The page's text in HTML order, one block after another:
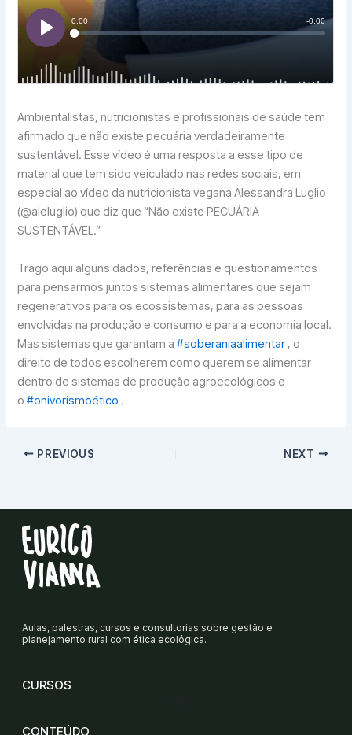
Ambientalistas, nutricionistas e profissionais de saúde tem
afirmado que não existe pecuária verdadeiramente
sustentável. Esse vídeo é uma resposta a esse tipo de
material que tem sido veiculado nas redes sociais, em
especial ao vídeo da nutricionista vegana Alessandra Luglio
(@aleluglio) que diz que “Não existe PECUÁRIA
SUSTENTÁVEL.”
Trago aqui alguns dados, referências e questionamentos
para pensarmos juntos sistemas alimentares que sejam
regenerativos para os ecossistemas, para as pessoas
envolvidas na produção e consumo e para a economia local.
Mas sistemas que garantam a#soberaniaalimentar , o
direito de todos escolherem como querem se alimentar
dentro de sistemas de produção agroecológicos e
o#onivorismoético .
PREVIOUS NEXT
Aulas, palestras, cursos e consultorias sobre gestão e
planejamento rural com ética ecológica.
CURSOS
CONTEÚDO